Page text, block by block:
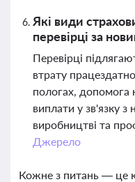
Які види
перевірці за
Перевірці
втрату
пологах, допомога
виплати у зв'язку
виробництві та
Джерело
Кожне з питань — це